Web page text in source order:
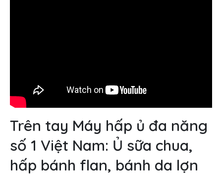
Trên tay Máy hấp ủ đa năng
số 1 Việt Nam: Ủ sữa chua,
hấp bánh flan, bánh da lợn